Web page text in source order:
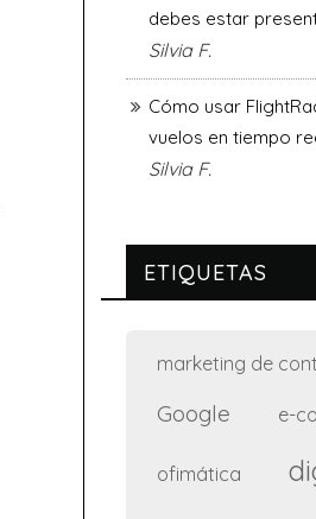
debes estar
Silvia F.
Cómo usar
vuelos en tiempo
Silvia F.
ETIQUETAS
marketing de
Google e-
ofimática